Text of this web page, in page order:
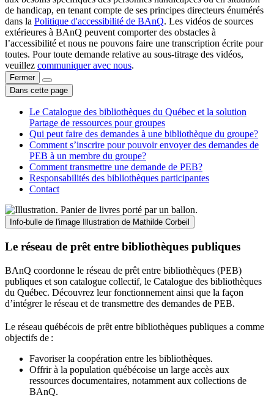
de handicap, en tenant compte de ses principes directeurs énumérés
dans la Politique d'accessibilité de BAnQ. Les vidéos de sources
extérieures à BAnQ peuvent comporter des obstacles à
l’accessibilité et nous ne pouvons faire une transcription écrite pour
toutes. Pour toute demande relative au sous-titrage des vidéos,
veuillez communiquer avec nous.
Fermer
Dans cette page
Le Catalogue des bibliothèques du Québec et la solution
Partage de ressources pour groupes
Qui peut faire des demandes à une bibliothèque du groupe?
Comment s’inscrire pour pouvoir envoyer des demandes de
PEB à un membre du groupe?
Comment transmettre une demande de PEB?
Responsabilités des bibliothèques participantes
Contact
Info-bulle de l'image Illustration de Mathilde Corbeil
Le réseau de prêt entre bibliothèques publiques
BAnQ coordonne le réseau de prêt entre bibliothèques (PEB)
publiques et son catalogue collectif, le Catalogue des bibliothèques
du Québec. Découvrez leur fonctionnement ainsi que la façon
d’intégrer le réseau et de transmettre des demandes de PEB.
Le réseau québécois de prêt entre bibliothèques publiques a comme
objectifs de :
Favoriser la coopération entre les bibliothèques.
Offrir à la population québécoise un large accès aux
ressources documentaires, notamment aux collections de
BAnQ.